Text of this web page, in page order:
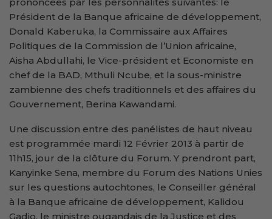
Président de la Banque africaine de développement,
Donald Kaberuka, la Commissaire aux Affaires
Politiques de la Commission de l’Union africaine,
Aisha Abdullahi, le Vice-président et Economiste en
chef de la BAD, Mthuli Ncube, et la sous-ministre
zambienne des chefs traditionnels et des affaires du
Gouvernement, Berina Kawandami.
Une discussion entre des panélistes de haut niveau
est programmée mardi 12 Février 2013 à partir de
11h15, jour de la clôture du Forum. Y prendront part,
Kanyinke Sena, membre du Forum des Nations Unies
sur les questions autochtones, le Conseiller général
à la Banque africaine de développement, Kalidou
Gadio, le ministre ougandais de la Justice et des